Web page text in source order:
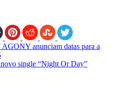
anunciam datas para a
single “Night Or Day”